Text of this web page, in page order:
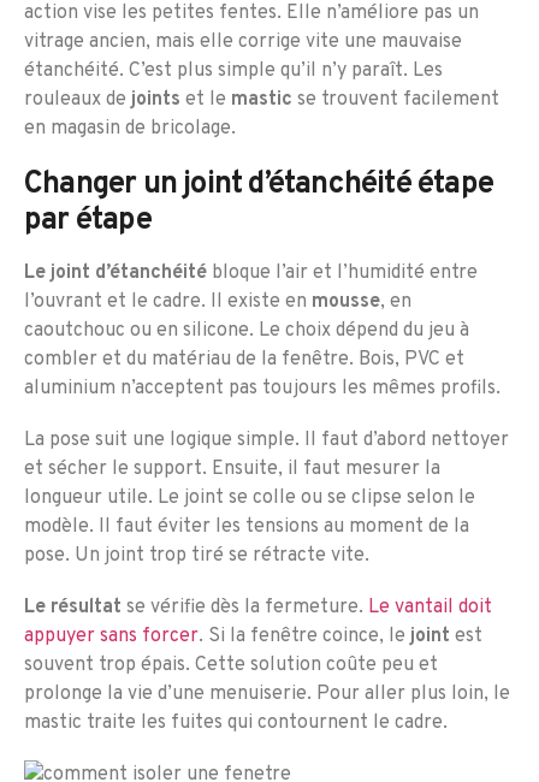
action vise les petites fentes. Elle n’améliore pas un
vitrage ancien, mais elle corrige vite une mauvaise
étanchéité. C’est plus simple qu’il n’y paraît. Les
rouleaux dejoints et le mastic se trouvent facilement
en magasin de bricolage.
Changer un joint d’étanchéité étape
par étape
Le joint d’étanchéité bloque l’air et l’humidité entre
l’ouvrant et le cadre. Il existe en mousse, en
caoutchouc ou en silicone. Le choix dépend du jeu à
combler et du matériau de la fenêtre. Bois, PVC et
aluminium n’acceptent pas toujours les mêmes profils.
La pose suit une logique simple. Il faut d’abord nettoyer
et sécher le support. Ensuite, il faut mesurer la
longueur utile. Le joint se colle ou se clipse selon le
modèle. Il faut éviter les tensions au moment de la
pose. Un joint trop tiré se rétracte vite.
Le résultat se vérifie dès la fermeture. Le vantail doit
appuyer sans forcer. Si la fenêtre coince, lejoint est
souvent trop épais. Cette solution coûte peu et
prolonge la vie d’une menuiserie. Pour aller plus loin, le
mastic traite les fuites qui contournent le cadre.